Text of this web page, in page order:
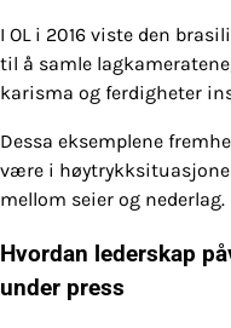
I OL i 2016 viste den
til å samle
karisma og ferdigheter
Dessa eksemplene
være i
mellom seier og nederlag.
Hvordan lederskap
under press